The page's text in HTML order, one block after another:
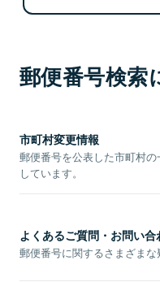
郵便番号検索
市町村変更情報
郵便番号を公表した市町村
しています。
よくあるご質問・お問い合
郵便番号に関するさまざまな